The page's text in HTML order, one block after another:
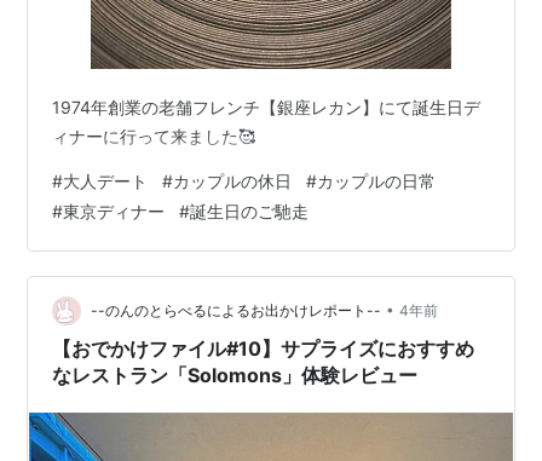
1974年創業の老舗フレンチ【銀座レカン】にて誕生日デ
ィナーに行って来ました🥰
#大人デート #カップルの休日 #カップルの日常
#東京ディナー #誕生日のご馳走
--のんのとらべるによるお出かけレポート-- • 4年前
【おでかけファイル#10】サプライズにおすすめ
なレストラン「Solomons」体験レビュー